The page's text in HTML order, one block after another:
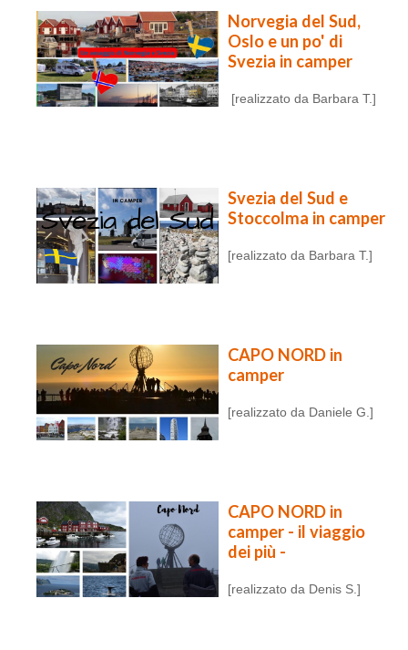
Norvegia del Sud,
Oslo e un po' di
Svezia in camper
[realizzato da Barbara T.]
Svezia del Sud e
Stoccolma in camper
[realizzato da Barbara T.]
CAPO NORD in
camper
[realizzato da Daniele G.]
CAPO NORD in
camper - il viaggio
dei più -
[realizzato da Denis S.]